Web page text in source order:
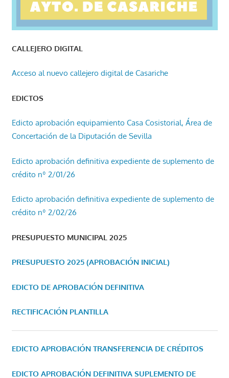
CALLEJERO DIGITAL
Acceso al nuevo callejero digital de Casariche
EDICTOS
Edicto aprobación equipamiento Casa Cosistorial, Área de
Concertación de la Diputación de Sevilla
Edicto aprobación definitiva expediente de suplemento de
crédito nº 2/01/26
Edicto aprobación definitiva expediente de suplemento de
crédito nº 2/02/26
PRESUPUESTO MUNICIPAL 2025
PRESUPUESTO 2025 (APROBACIÓN INICIAL)
EDICTO DE APROBACIÓN DEFINITIVA
RECTIFICACIÓN PLANTILLA
EDICTO APROBACIÓN TRANSFERENCIA DE CRÉDITOS
EDICTO APROBACIÓN DEFINITIVA SUPLEMENTO DE